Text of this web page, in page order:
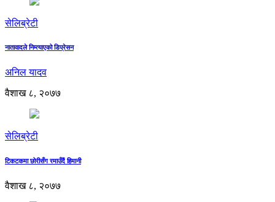
सेलिब्रेटी
नातावादले निम्त्याएको डिप्रेसन
अनिल यादव
वैशाख ८, २०७७
सेलिब्रेटी
टिकटकमा छोरीसँग रमाउँदैं हिमानी
वैशाख ८, २०७७